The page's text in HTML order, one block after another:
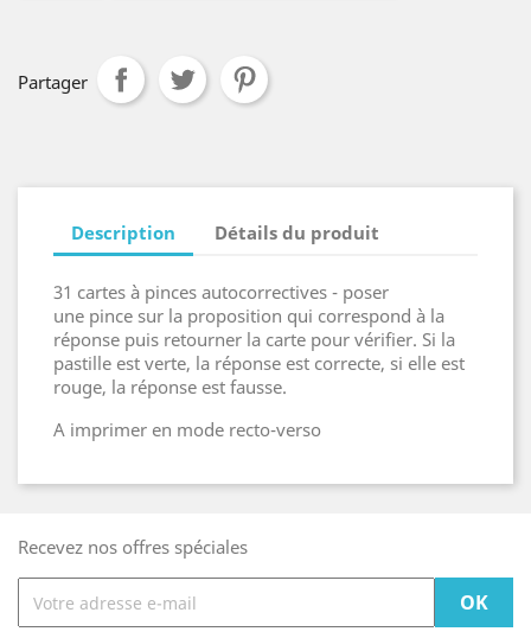
Partager
Description Détails du produit
31 cartes à pinces autocorrectives - poser
une pince sur la proposition qui correspond à la
réponse puis retourner la carte pour vérifier. Si la
pastille est verte, la réponse est correcte, si elle est
rouge, la réponse est fausse.
A imprimer en mode recto-verso
Recevez nos offres spéciales